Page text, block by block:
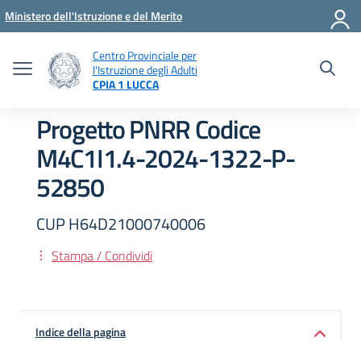
Vai ai contenuti
Vai al menu di navigazione
Vai al footer
Ministero dell'Istruzione e del Merito
Centro Provinciale per
l'Istruzione degli Adulti
CPIA 1 LUCCA
Progetto PNRR Codice
M4C1I1.4-2024-1322-P-
52850
CUP H64D21000740006
Stampa / Condividi
Indice della pagina